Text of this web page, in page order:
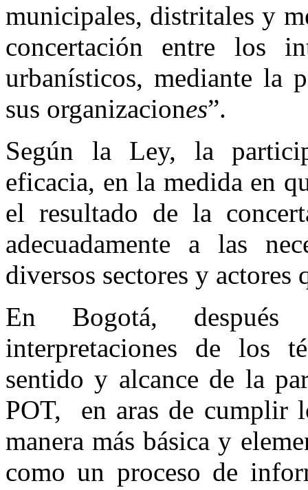
municipales, distritales y
concertación entre los
urbanísticos, mediante la
sus organizaciones”.
Según la Ley, la
eficacia, en la medida en
el resultado de la
adecuadamente a las
diversos sectores y
En Bogotá,
interpretaciones de los
sentido y alcance de la
POT, en aras de cumplir
manera más básica y
como un proceso de